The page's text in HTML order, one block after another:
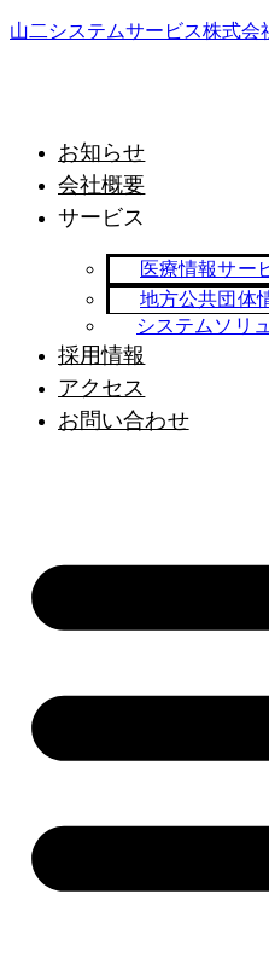
山二システムサービス株式会
お知らせ
会社概要
サービス
医療情報サー
地方公共団体
システムソリ
採用情報
アクセス
お問い合わせ